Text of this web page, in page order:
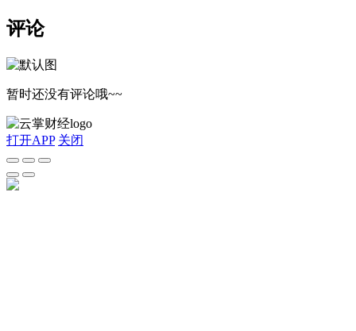
评论
暂时还没有评论哦~~
打开APP 关闭